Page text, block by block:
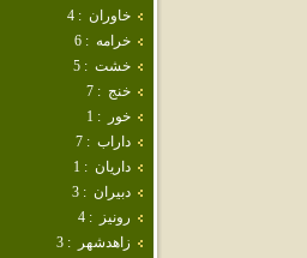
خاوران :
4
خرامه :
6
خشت :
5
خنج :
7
خور
:
1
داراب :
7
داريان :
1
دبيران :
3
رونيز
:
4
زاهدشهر
:
3